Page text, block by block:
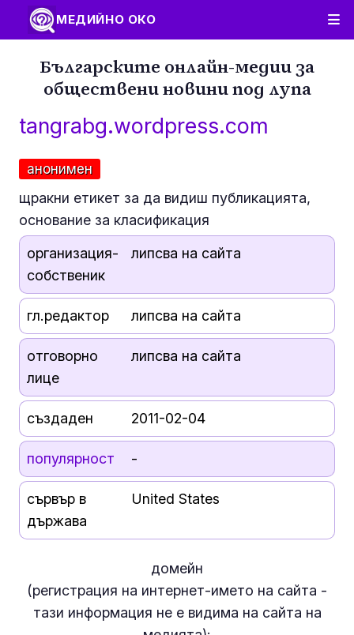
МЕДИЙНО ОКО
Българските онлайн-медии за
обществени новини под лупа
tangrabg.wordpress.com
анонимен
щракни етикет за да видиш публикацията,
основание за класификация
организация-
собственик
липсва на сайта
гл.редактор липсва на сайта
отговорно
лице
липсва на сайта
създаден 2011-02-04
популярност -
сървър в
държава
United States
домейн
(регистрация на интернет-името на сайта -
тази информация не евидима на сайта на